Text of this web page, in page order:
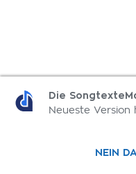
Die
Neueste Version
NEIN